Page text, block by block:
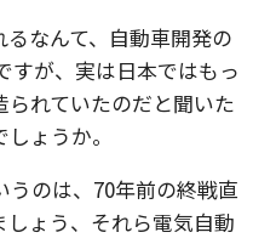
なんて、自動車開発の
が、実は日本ではもっ
られていたのだと聞いた
ょうか。
うのは、70年前の終戦直
ょう、それら電気自動